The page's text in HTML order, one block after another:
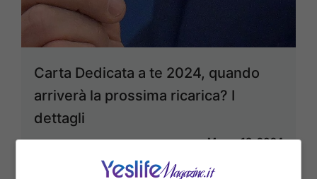
Carta Dedicata a te 2024, quando
arriverà la prossima ricarica? I
dettagli
Marzo 18, 2024